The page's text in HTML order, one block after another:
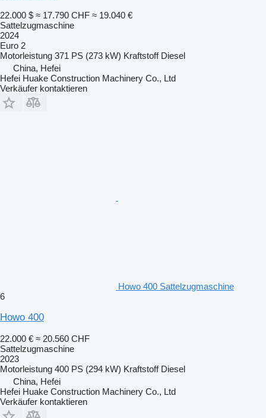
22.000 $ ≈ 17.790 CHF ≈ 19.040 €
Sattelzugmaschine
2024
Euro 2
Motorleistung 371 PS (273 kW) Kraftstoff Diesel
China, Hefei
Hefei Huake Construction Machinery Co., Ltd
Verkäufer kontaktieren
Howo 400 Sattelzugmaschine
6
Howo 400
22.000 € ≈ 20.560 CHF
Sattelzugmaschine
2023
Motorleistung 400 PS (294 kW) Kraftstoff Diesel
China, Hefei
Hefei Huake Construction Machinery Co., Ltd
Verkäufer kontaktieren